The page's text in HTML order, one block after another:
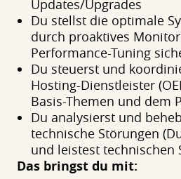
Updates/Upgrades
Du stellst die optimale
durch proaktives
Performance-Tuning
Du steuerst und
Hosting-Dienstleister
Basis-Themen und dem
Du analysierst und
technische Störungen
und leistest technischen
Das bringst du mit: